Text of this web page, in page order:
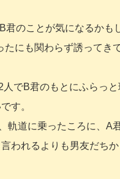
君のことが気になるかも
たにも関わらず誘ってき
でB君のもとにふらっ
す。
軌道に乗ったころに、A
われるよりも男友だち